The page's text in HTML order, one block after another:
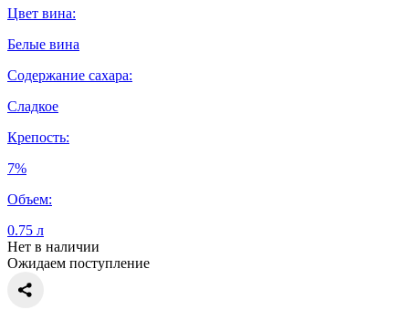
Цвет вина:
Белые вина
Содержание сахара:
Сладкое
Крепость:
7%
Объем:
0.75 л
Нет в наличии
Ожидаем поступление